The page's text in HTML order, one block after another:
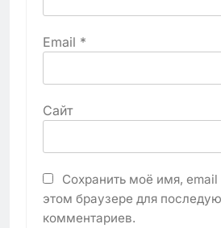
Email *
Сайт
Сохранить моё имя, email
этом браузере для
комментариев.